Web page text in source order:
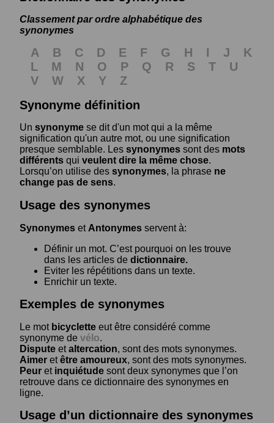
Classement par ordre alphabétique des
synonymes
A B C D E F G H I J
K
L
M N O P Q R S T
U
V
W X Y
Z
Synonyme définition
Un synonyme se dit d'un mot qui a la même
signification qu'un autre mot, ou une signification
presque semblable. Les synonymes sont des mots
différents qui veulent dire la même chose.
Lorsqu’on utilise des synonymes, la phrase ne
change pas de sens.
Usage des synonymes
Synonymes et Antonymes servent à:
Définir un mot. C’est pourquoi on les trouve
dans les articles de dictionnaire.
Eviter les répétitions dans un texte.
Enrichir un texte.
Exemples de synonymes
Le mot bicyclette eut être considéré comme
synonyme de vélo.
Dispute etaltercation, sont des mots synonymes.
Aimer etêtre amoureux, sont des mots synonymes.
Peur et inquiétude sont deux synonymes que l’on
retrouve dans ce dictionnaire des synonymes en
ligne.
Usage d’un dictionnaire des synonymes